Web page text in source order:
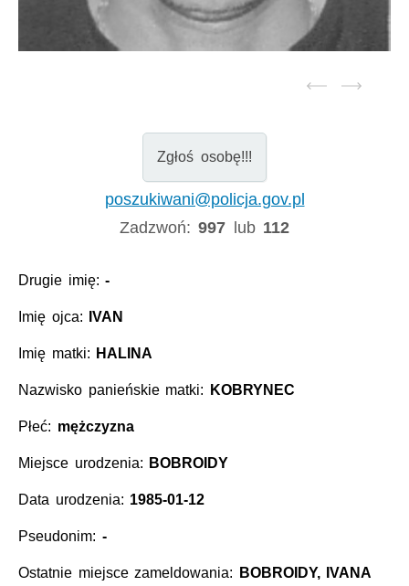
Zgłoś osobę!!!
poszukiwani@policja.gov.pl
Zadzwoń:997 lub 112
Drugie imię:-
Imię ojca: IVAN
Imię matki: HALINA
Nazwisko panieńskie matki: KOBRYNEC
Płeć: mężczyzna
Miejsce urodzenia: BOBROIDY
Data urodzenia: 1985-01-12
Pseudonim: -
Ostatnie miejsce zameldowania:
BOBROIDY, IVANA